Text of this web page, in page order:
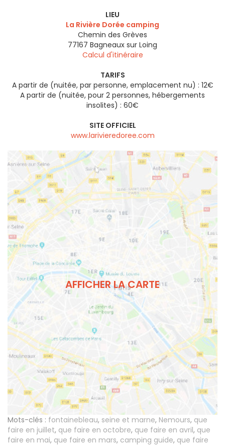
LIEU
La Rivière Dorée camping
Chemin des Grèves
77167 Bagneaux sur Loing
Calcul d'itinéraire
TARIFS
A partir de (nuitée, par personne, emplacement nu) : 12€
A partir de (nuitée, pour 2 personnes, hébergements
insolites) : 60€
SITE OFFICIEL
www.larivieredoree.com
AFFICHER LA CARTE
Mots-clés : fontainebleau, seine et marne, Nemours, que
faire en juillet, que faire en octobre, que faire en avril, que
faire en mai, que faire en mars, camping guide, que faire